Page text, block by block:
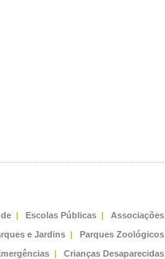
| Escolas Públicas |
Associações
e Jardins |
Parques Zoológicos
| Crianças Desaparecidas